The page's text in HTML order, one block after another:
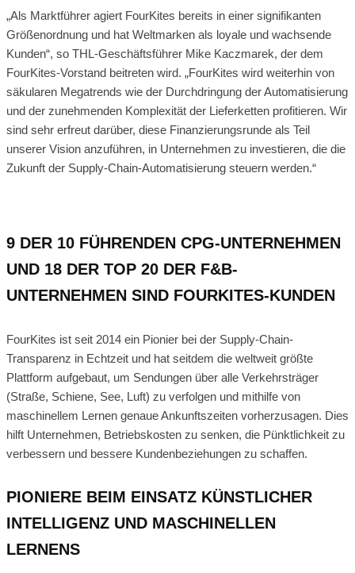
„Als Marktführer agiert FourKites bereits in einer signifikanten
Größenordnung und hat Weltmarken als loyale und wachsende
Kunden“, so THL-Geschäftsführer Mike Kaczmarek, der dem
FourKites-Vorstand beitreten wird. „FourKites wird weiterhin von
säkularen Megatrends wie der Durchdringung der Automatisierung
und der zunehmenden Komplexität der Lieferketten profitieren. Wir
sind sehr erfreut darüber, diese Finanzierungsrunde als Teil
unserer Vision anzuführen, in Unternehmen zu investieren, die die
Zukunft der Supply-Chain-Automatisierung steuern werden.“
9 DER 10 FÜHRENDEN CPG-UNTERNEHMEN
UND 18 DER TOP 20 DER F&B-
UNTERNEHMEN SIND FOURKITES-KUNDEN
FourKites ist seit 2014 ein Pionier bei der Supply-Chain-
Transparenz in Echtzeit und hat seitdem die weltweit größte
Plattform aufgebaut, um Sendungen über alle Verkehrsträger
(Straße, Schiene, See, Luft) zu verfolgen und mithilfe von
maschinellem Lernen genaue Ankunftszeiten vorherzusagen. Dies
hilft Unternehmen, Betriebskosten zu senken, die Pünktlichkeit zu
verbessern und bessere Kundenbeziehungen zu schaffen.
PIONIERE BEIM EINSATZ KÜNSTLICHER
INTELLIGENZ UND MASCHINELLEN
LERNENS